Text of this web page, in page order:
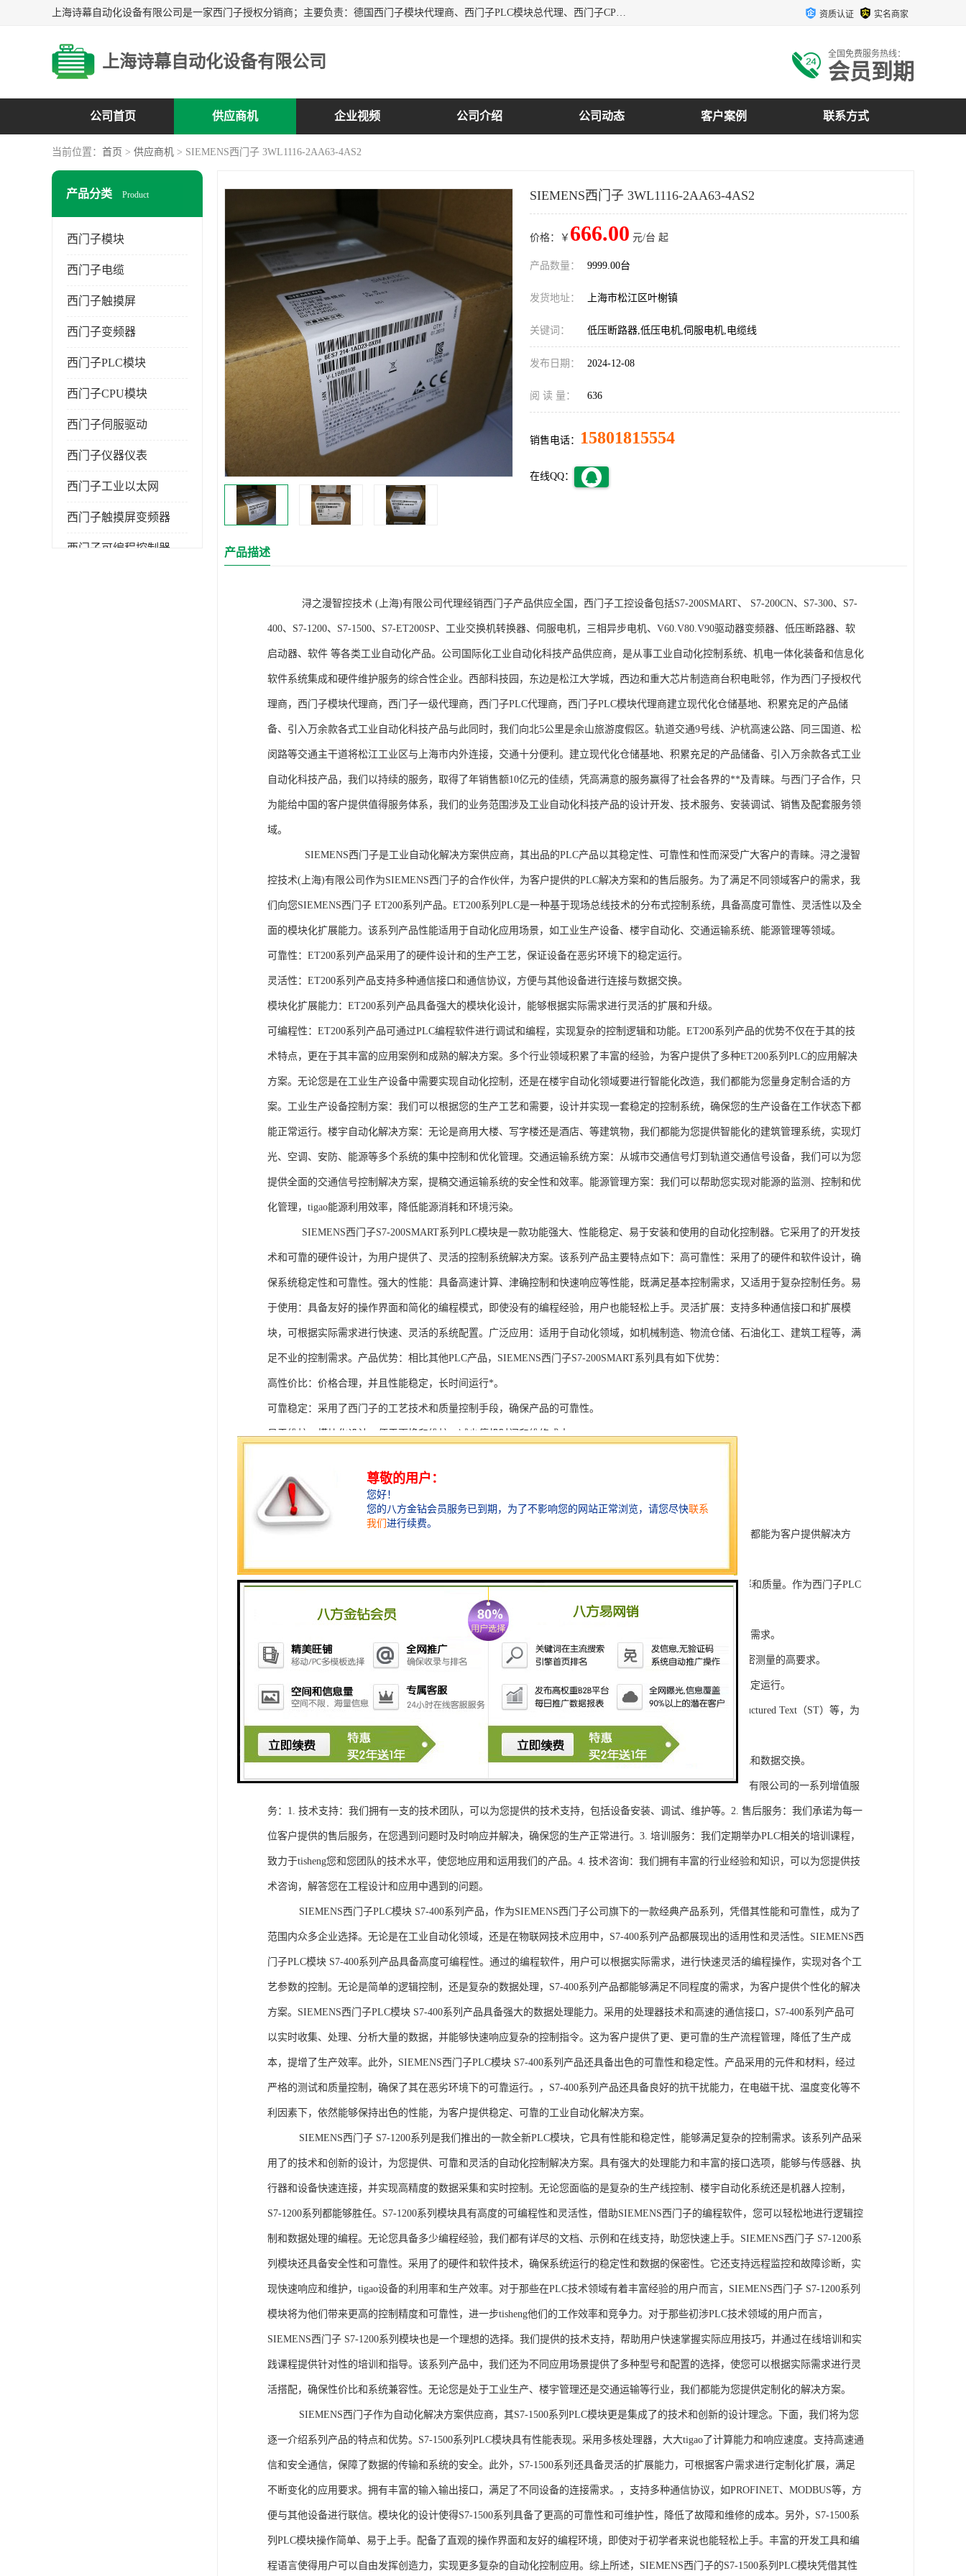
上海诗幕自动化设备有限公司是一家西门子授权分销商；主要负责：德国西门子模块代理商、西门子PLC模块总代理、西门子CPU模块代理商、西门子电缆代理、西门子触摸屏变频器总代理等专销售西门子各系列产品；实体公司，诚信经营，价格优势，品质保证，库存量大，供应！ 资质认证 实名商家
上海诗幕自动化设备有限公司 全国免费服务热线：
会员到期
公司首页 供应商机 企业视频 公司介绍 公司动态 客户案例 联系方式
当前位置： 首页 > 供应商机 > SIEMENS西门子 3WL1116-2AA63-4AS2
产品分类 Product
西门子模块
西门子电缆
西门子触摸屏
西门子变频器
西门子PLC模块
西门子CPU模块
西门子伺服驱动
西门子仪器仪表
西门子工业以太网
西门子触摸屏变频器
西门子可编程控制器
SIEMENS西门子 3WL1116-2AA63-4AS2
价格：￥ 666.00 元/台 起
产品数量： 9999.00台
发货地址： 上海市松江区叶榭镇
关键词： 低压断路器,低压电机,伺服电机,电缆线
发布日期： 2024-12-08
阅 读 量： 636
销售电话： 15801815554
在线QQ：
产品描述
浔之漫智控技术 (上海)有限公司代理经销西门子产品供应全国，西门子工控设备包括S7-200SMART、 S7-200CN、S7-300、S7-
400、S7-1200、S7-1500、S7-ET200SP、工业交换机转换器、伺服电机，三相异步电机、V60.V80.V90驱动器变频器、低压断路器、软
启动器、软件 等各类工业自动化产品。公司国际化工业自动化科技产品供应商，是从事工业自动化控制系统、机电一体化装备和信息化
软件系统集成和硬件维护服务的综合性企业。西部科技园，东边是松江大学城，西边和重大芯片制造商台积电毗邻，作为西门子授权代
理商，西门子模块代理商，西门子一级代理商，西门子PLC代理商，西门子PLC模块代理商建立现代化仓储基地、积累充足的产品储
备、引入万余款各式工业自动化科技产品与此同时，我们向北5公里是余山旅游度假区。轨道交通9号线、沪杭高速公路、同三国道、松
闵路等交通主干道将松江工业区与上海市内外连接，交通十分便利。建立现代化仓储基地、积累充足的产品储备、引入万余款各式工业
自动化科技产品，我们以持续的服务，取得了年销售额10亿元的佳绩，凭高满意的服务赢得了社会各界的**及青睐。与西门子合作，只
为能给中国的客户提供值得服务体系，我们的业务范围涉及工业自动化科技产品的设计开发、技术服务、安装调试、销售及配套服务领
域。
SIEMENS西门子是工业自动化解决方案供应商，其出品的PLC产品以其稳定性、可靠性和性而深受广大客户的青睐。浔之漫智
控技术(上海)有限公司作为SIEMENS西门子的合作伙伴，为客户提供的PLC解决方案和的售后服务。为了满足不同领域客户的需求，我
们向您SIEMENS西门子 ET200系列产品。ET200系列PLC是一种基于现场总线技术的分布式控制系统，具备高度可靠性、灵活性以及全
面的模块化扩展能力。该系列产品性能适用于自动化应用场景，如工业生产设备、楼宇自动化、交通运输系统、能源管理等领域。
可靠性：ET200系列产品采用了的硬件设计和的生产工艺，保证设备在恶劣环境下的稳定运行。
灵活性：ET200系列产品支持多种通信接口和通信协议，方便与其他设备进行连接与数据交换。
模块化扩展能力：ET200系列产品具备强大的模块化设计，能够根据实际需求进行灵活的扩展和升级。
可编程性：ET200系列产品可通过PLC编程软件进行调试和编程，实现复杂的控制逻辑和功能。ET200系列产品的优势不仅在于其的技
术特点，更在于其丰富的应用案例和成熟的解决方案。多个行业领域积累了丰富的经验，为客户提供了多种ET200系列PLC的应用解决
方案。无论您是在工业生产设备中需要实现自动化控制，还是在楼宇自动化领域要进行智能化改造，我们都能为您量身定制合适的方
案。工业生产设备控制方案：我们可以根据您的生产工艺和需要，设计并实现一套稳定的控制系统，确保您的生产设备在工作状态下都
能正常运行。楼宇自动化解决方案：无论是商用大楼、写字楼还是酒店、等建筑物，我们都能为您提供智能化的建筑管理系统，实现灯
光、空调、安防、能源等多个系统的集中控制和优化管理。交通运输系统方案：从城市交通信号灯到轨道交通信号设备，我们可以为您
提供全面的交通信号控制解决方案，提稿交通运输系统的安全性和效率。能源管理方案：我们可以帮助您实现对能源的监测、控制和优
化管理，tigao能源利用效率，降低能源消耗和环境污染。
SIEMENS西门子S7-200SMART系列PLC模块是一款功能强大、性能稳定、易于安装和使用的自动化控制器。它采用了的开发技
术和可靠的硬件设计，为用户提供了、灵活的控制系统解决方案。该系列产品主要特点如下：高可靠性：采用了的硬件和软件设计，确
保系统稳定性和可靠性。强大的性能：具备高速计算、津确控制和快速响应等性能，既满足基本控制需求，又适用于复杂控制任务。易
于使用：具备友好的操作界面和简化的编程模式，即使没有的编程经验，用户也能轻松上手。灵活扩展：支持多种通信接口和扩展模
块，可根据实际需求进行快速、灵活的系统配置。广泛应用：适用于自动化领域，如机械制造、物流仓储、石油化工、建筑工程等，满
足不业的控制需求。产品优势：相比其他PLC产品，SIEMENS西门子S7-200SMART系列具有如下优势：
高性价比：价格合理，并且性能稳定，长时间运行*。
可靠稳定：采用了西门子的工艺技术和质量控制手段，确保产品的可靠性。
易于维护：模块化设计，便于更换和维护，减少停机时间和维修成本。
灵活配置：多种通信接口和编程模式可选，满足不同用户的个性化要求。
快速部署：配备了完善的软件工具和技术支持，可快速部署系统，缩短项目周期。
在智能科技、自动化科技和机电领域内有着到的见解。无论是提供技术咨询，还是进行技术开发和转让，我们都能为客户提供解决方
SIEMENS西门子PLC模块S7-300系列产品是一系列高可靠性、高性能的工控设备，旨在tisheng生产效率和质量。作为西门子PLC
系列中的重要组成部分，S7-300系列产品具有以下突出特点：
1. 灵活性和可扩展性：S7-300系列产品设计特，可根据客户需求灵活配置输入输出模块，满足不同规模工程的需求。
2. 高速、高精度的模拟量输入输出：S7-300系列产品支持多达8个模拟量输入输出通道，可满足对于控制和精密测量的高要求。
3. 高可靠性和稳定性：S7-300系列产品采用的硬件和软件技术，具有高度可靠性和稳定性，保证系统的长期稳定运行。
4. 灵活可编程：S7-300系列产品采用TIA Portal开发环境，支持多种编程语言，如Ladder Diagram（LD）、Structured Text（ST）等，为
工程师提供了更多编程选择。
5. 可靠的通讯接口：S7-300系列产品配备丰富的通讯接口，可与其他工控设备无缝集成，实现设备之间的通讯和数据交换。
购买SIEMENS西门子PLC模块S7-300系列产品，不仅获得了可靠的工控设备，还将获得浔之漫智控技术(上海)有限公司的一系列增值服
务：1. 技术支持：我们拥有一支的技术团队，可以为您提供的技术支持，包括设备安装、调试、维护等。2. 售后服务：我们承诺为每一
位客户提供的售后服务，在您遇到问题时及时响应并解决，确保您的生产正常进行。3. 培训服务：我们定期举办PLC相关的培训课程，
致力于tisheng您和您团队的技术水平，使您地应用和运用我们的产品。4. 技术咨询：我们拥有丰富的行业经验和知识，可以为您提供技
术咨询，解答您在工程设计和应用中遇到的问题。
SIEMENS西门子PLC模块 S7-400系列产品，作为SIEMENS西门子公司旗下的一款经典产品系列，凭借其性能和可靠性，成为了
范围内众多企业选择。无论是在工业自动化领域，还是在物联网技术应用中，S7-400系列产品都展现出的适用性和灵活性。SIEMENS西
门子PLC模块 S7-400系列产品具备高度可编程性。通过的编程软件，用户可以根据实际需求，进行快速灵活的编程操作，实现对各个工
艺参数的控制。无论是简单的逻辑控制，还是复杂的数据处理，S7-400系列产品都能够满足不同程度的需求，为客户提供个性化的解决
方案。SIEMENS西门子PLC模块 S7-400系列产品具备强大的数据处理能力。采用的处理器技术和高速的通信接口，S7-400系列产品可
以实时收集、处理、分析大量的数据，并能够快速响应复杂的控制指令。这为客户提供了更、更可靠的生产流程管理，降低了生产成
本，提增了生产效率。此外，SIEMENS西门子PLC模块 S7-400系列产品还具备出色的可靠性和稳定性。产品采用的元件和材料，经过
严格的测试和质量控制，确保了其在恶劣环境下的可靠运行。，S7-400系列产品还具备良好的抗干扰能力，在电磁干扰、温度变化等不
利因素下，依然能够保持出色的性能，为客户提供稳定、可靠的工业自动化解决方案。
SIEMENS西门子 S7-1200系列是我们推出的一款全新PLC模块，它具有性能和稳定性，能够满足复杂的控制需求。该系列产品采
用了的技术和创新的设计，为您提供、可靠和灵活的自动化控制解决方案。具有强大的处理能力和丰富的接口选项，能够与传感器、执
行器和设备快速连接，并实现高精度的数据采集和实时控制。无论您面临的是复杂的生产线控制、楼宇自动化系统还是机器人控制，
S7-1200系列都能够胜任。S7-1200系列模块具有高度的可编程性和灵活性，借助SIEMENS西门子的编程软件，您可以轻松地进行逻辑控
制和数据处理的编程。无论您具备多少编程经验，我们都有详尽的文档、示例和在线支持，助您快速上手。SIEMENS西门子 S7-1200系
列模块还具备安全性和可靠性。采用了的硬件和软件技术，确保系统运行的稳定性和数据的保密性。它还支持远程监控和故障诊断，实
现快速响应和维护，tigao设备的利用率和生产效率。对于那些在PLC技术领域有着丰富经验的用户而言，SIEMENS西门子 S7-1200系列
模块将为他们带来更高的控制精度和可靠性，进一步tisheng他们的工作效率和竞争力。对于那些初涉PLC技术领域的用户而言，
SIEMENS西门子 S7-1200系列模块也是一个理想的选择。我们提供的技术支持，帮助用户快速掌握实际应用技巧，并通过在线培训和实
践课程提供针对性的培训和指导。该系列产品中，我们还为不同应用场景提供了多种型号和配置的选择，使您可以根据实际需求进行灵
活搭配，确保性价比和系统兼容性。无论您是处于工业生产、楼宇管理还是交通运输等行业，我们都能为您提供定制化的解决方案。
SIEMENS西门子作为自动化解决方案供应商，其S7-1500系列PLC模块更是集成了的技术和创新的设计理念。下面，我们将为您
逐一介绍系列产品的特点和优势。S7-1500系列PLC模块具有性能表现。采用多核处理器，大大tigao了计算能力和响应速度。支持高速通
信和安全通信，保障了数据的传输和系统的安全。此外，S7-1500系列还具备灵活的扩展能力，可根据客户需求进行定制化扩展，满足
不断变化的应用要求。拥有丰富的输入输出接口，满足了不同设备的连接需求。，支持多种通信协议，如PROFINET、MODBUS等，方
便与其他设备进行联信。模块化的设计使得S7-1500系列具备了更高的可靠性和可维护性，降低了故障和维修的成本。另外，S7-1500系
列PLC模块操作简单、易于上手。配备了直观的操作界面和友好的编程环境，即使对于初学者来说也能轻松上手。丰富的开发工具和编
程语言使得用户可以自由发挥创造力，实现更多复杂的自动化控制应用。综上所述，SIEMENS西门子的S7-1500系列PLC模块凭借其性